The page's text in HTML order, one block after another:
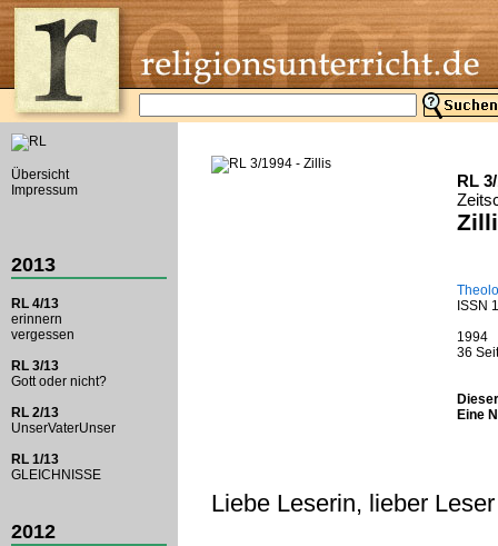
Übersicht
Impressum
2013
RL 4/13
erinnern
vergessen
RL 3/13
Gott oder nicht?
RL 2/13
UnserVaterUnser
RL 1/13
GLEICHNISSE
2012
RL
ISSN
1994
36
Eine
Liebe Leserin, lieber Leser